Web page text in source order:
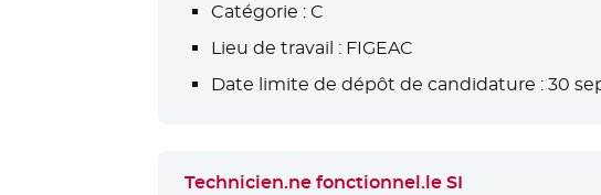
Catégorie : C
Lieu de travail :FIGEAC
Date limite de dépôt de candidature :30
Technicien.ne fonctionnel.le SI